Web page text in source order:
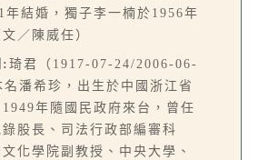
年結婚，獨子李一楠於1956年
／陳威任）
: 琦君（1917-07-24/2006-06-
名潘希珍，出生於中國浙江省
年隨國民政府來台，曾任
股長、司法行政部編審科
化學院副教授、中央大學、